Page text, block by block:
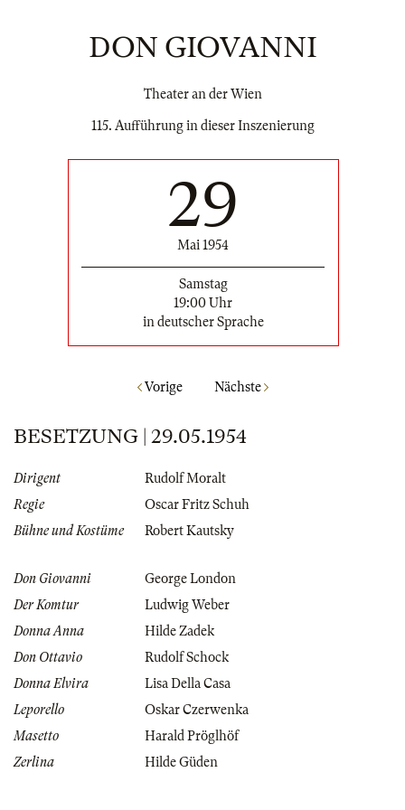
DON GIOVANNI
Theater an der Wien
115. Aufführung in dieser Inszenierung
29
Mai 1954
Samstag
19:00 Uhr
in deutscher Sprache
Vorige Nächste
BESETZUNG | 29.05.1954
Dirigent
Rudolf Moralt
Regie
Oscar Fritz Schuh
Bühne und Kostüme
Robert Kautsky
Don Giovanni
George London
Der Komtur
Ludwig Weber
Donna Anna
Hilde Zadek
Don Ottavio
Rudolf Schock
Donna Elvira
Lisa Della Casa
Leporello
Oskar Czerwenka
Masetto
Harald Pröglhöf
Zerlina
Hilde Güden